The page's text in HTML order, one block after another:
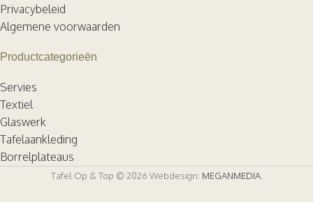
Privacybeleid
Algemene voorwaarden
Productcategorieën
Servies
Textiel
Glaswerk
Tafelaankleding
Borrelplateaus
Tafel Op & Top © 2026 Webdesign: MEGANMEDIA.